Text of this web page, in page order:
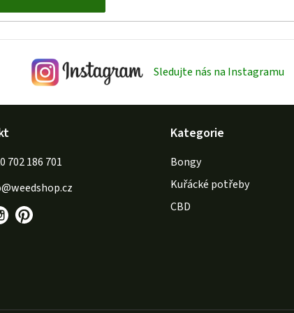
Sledujte nás na Instagramu
@weedshop.cz
702 186 701
Kategorie
Bongy
Kuřácké potřeby
CBD